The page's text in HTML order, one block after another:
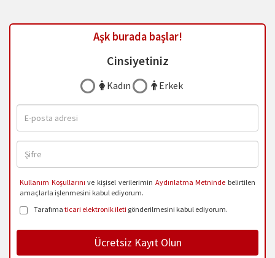
Aşk burada başlar!
Cinsiyetiniz
Kadın Erkek
Kullanım Koşullarını ve kişisel verilerimin Aydınlatma Metninde belirtilen
amaçlarla işlenmesini kabul ediyorum.
Tarafıma ticari elektronik ileti gönderilmesini kabul ediyorum.
Ücretsiz Kayıt Olun